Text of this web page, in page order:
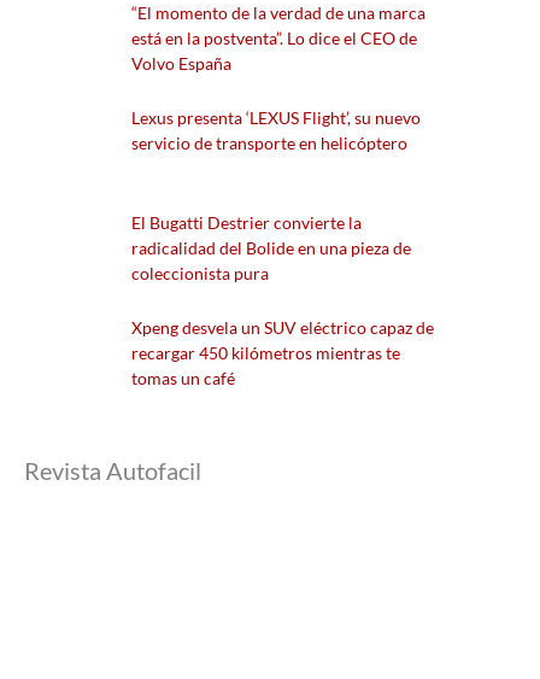
“El momento de la verdad de una marca
está en la postventa”. Lo dice el CEO de
Volvo España
Lexus presenta ‘LEXUS Flight’, su nuevo
servicio de transporte en helicóptero
El Bugatti Destrier convierte la
radicalidad del Bolide en una pieza de
coleccionista pura
Xpeng desvela un SUV eléctrico capaz de
recargar 450 kilómetros mientras te
tomas un café
Revista Autofacil